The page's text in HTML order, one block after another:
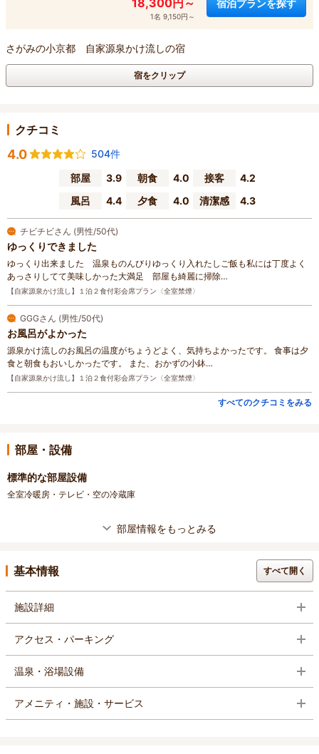
1名 9,150円～
宿泊プランを探す
さがみの小京都 自家源泉かけ流しの宿
宿をクリップ
クチコミ
4.0
504件
部屋
3.9 朝食 4.0 接客
4.2
風呂
4.4 夕食 4.0 清潔感 4.3
チビチビさん (男性/50代)
ゆっくりできました
ゆっくり出来ました 温泉ものんびりゆっくり入れたしご飯も私には丁度よく
あっさりしてて美味しかった大満足 部屋も綺麗に掃除…
【自家源泉かけ流し】１泊２食付彩会席プラン〈全室禁煙〉
GGGさん (男性/50代)
お風呂がよかった
源泉かけ流しのお風呂の温度がちょうどよく、気持ちよかったです。 食事は夕
食と朝食もおいしかったです。 また、おかずの小鉢…
【自家源泉かけ流し】１泊２食付彩会席プラン〈全室禁煙〉
すべてのクチコミをみる
部屋・設備
標準的な部屋設備
全室冷暖房・テレビ・空の冷蔵庫
部屋情報をもっとみる
基本情報 すべて開く
施設詳細
アクセス・パーキング
温泉・浴場設備
アメニティ・施設・サービス